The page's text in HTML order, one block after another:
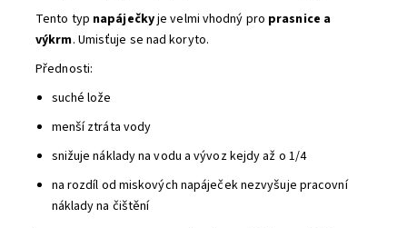
Tento typ napáječkyje velmi vhodný pro prasnice a
výkrm. Umisťuje se nad koryto.
Přednosti:
suché lože
menší ztráta vody
snižuje náklady na vodu a vývoz kejdy až o 1/4
na rozdíl od miskových napáječek nezvyšuje pracovní
náklady na čištění